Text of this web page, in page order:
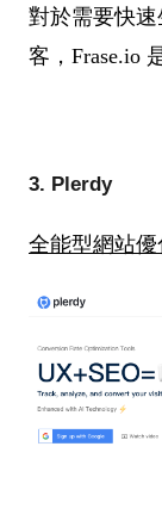
對於需要快
客，Frase.io
3. Plerdy
全能型網站